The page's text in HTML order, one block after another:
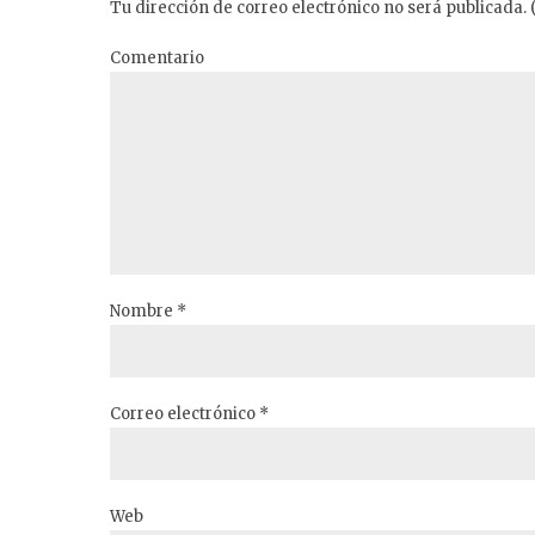
Tu dirección de correo electrónico no será publicada.
Comentario
Nombre *
Correo electrónico *
Web